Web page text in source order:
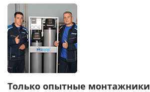
Только опытные монтажники